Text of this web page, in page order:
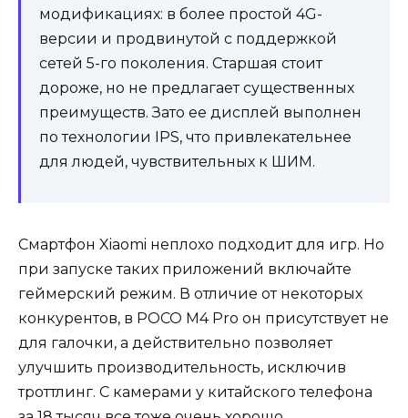
модификациях: в более простой 4G-
версии и продвинутой с поддержкой
сетей 5-го поколения. Старшая стоит
дороже, но не предлагает существенных
преимуществ. Зато ее дисплей выполнен
по технологии IPS, что привлекательнее
для людей, чувствительных к ШИМ.
Смартфон Xiaomi неплохо подходит для игр. Но
при запуске таких приложений включайте
геймерский режим. В отличие от некоторых
конкурентов, в POCO M4 Pro он присутствует не
для галочки, а действительно позволяет
улучшить производительность, исключив
троттлинг. С камерами у китайского телефона